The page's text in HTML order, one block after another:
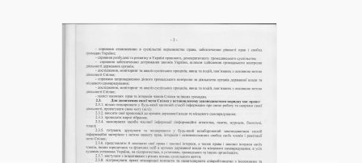
симптомами залежності, такими як тяга і
симптоми відміни. Поряд із ліками, люди, які
проходять MAT, отримують поведінкову терапію
та консультування для вирішення психологічних
та емоційних аспектів залежності. МАТ
ефективний при лікуванні опіоїдної та